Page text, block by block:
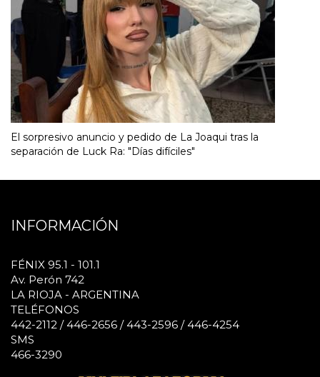
El sorpresivo anuncio y pedido de La Joaqui tras la
separación de Luck Ra: "Días difíciles"
INFORMACIÓN
FÉNIX 95.1 - 101.1
Av. Perón 742
LA RIOJA - ARGENTINA
TELÉFONOS
442-2112 / 446-2656 / 443-2596 / 446-4254
SMS
466-3290